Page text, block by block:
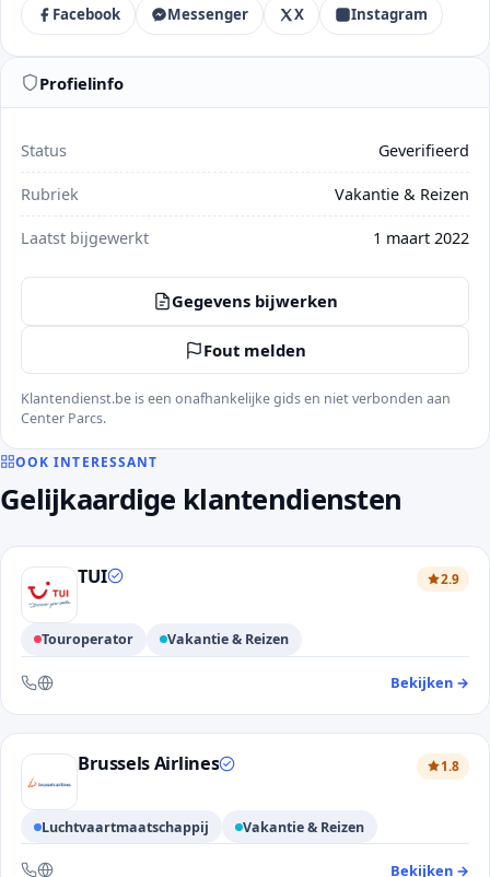
Facebook Messenger X Instagram
Profielinfo
Status Geverifieerd
Rubriek Vakantie & Reizen
Laatst bijgewerkt 1 maart 2022
Gegevens bijwerken
Fout melden
Klantendienst.be is een onafhankelijke gids en niet verbonden aan
Center Parcs.
OOK INTERESSANT
Gelijkaardige klantendiensten
TUI 2.9
Touroperator Vakantie & Reizen
Bereikbaar via telefoon en website Bekijken →
Brussels Airlines 1.8
Luchtvaartmaatschappij Vakantie & Reizen
Bereikbaar via telefoon en website Bekijken →